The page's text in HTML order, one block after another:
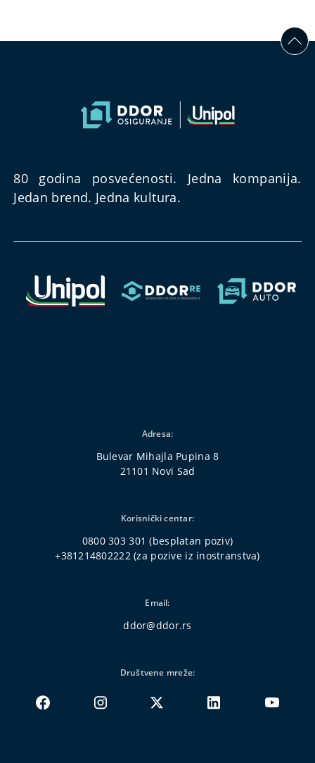
80 godina posvećenosti. Jedna kompanija.
Jedan brend. Jedna kultura.
Adresa:
Bulevar Mihajla Pupina 8
21101 Novi Sad
Korisnički centar:
0800 303 301 (besplatan poziv)
+381214802222(za pozive iz inostranstva)
Email:
ddor@ddor.rs
Društvene mreže: